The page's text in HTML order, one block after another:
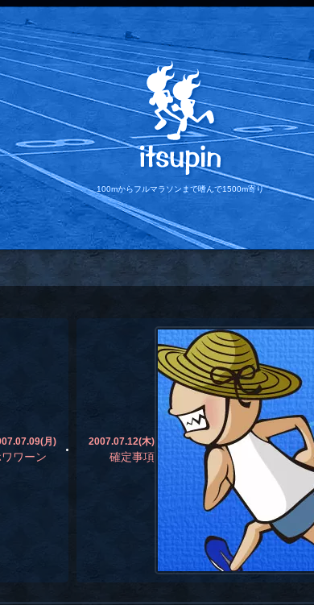
100mからフルマラソンまで嗜んで1500m寄り
月)
ワーン
2007.07.12(木)
確定事項